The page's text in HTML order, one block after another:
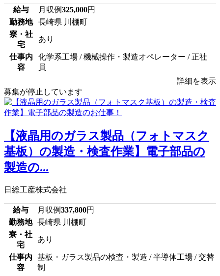
給与 月収例325,000円
勤務地
長崎県 川棚町
寮・社
宅
あり
仕事内
容
化学系工場 / 機械操作・製造オペレーター / 正社
員
詳細を表示
募集が停止しています
【液晶用のガラス製品（フォトマスク
基板）の製造・検査作業】電子部品の
製造の...
日総工産株式会社
給与 月収例337,800円
勤務地
長崎県 川棚町
寮・社
宅
あり
仕事内
容
基板・ガラス製品の検査・製造 / 半導体工場 / 交替
制